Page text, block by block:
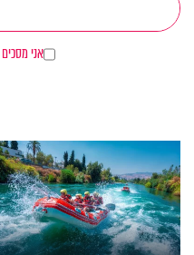
אני מסכים